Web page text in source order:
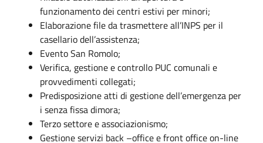
funzionamento dei centri estivi per minori;
Elaborazione file da trasmettere all’INPS per il
casellario dell’assistenza;
Evento San Romolo;
Verifica, gestione e controllo PUC comunali e
provvedimenti collegati;
Predisposizione atti di gestione dell’emergenza per
i senza fissa dimora;
Terzo settore e associazionismo;
Gestione servizi back –office e front office on-line